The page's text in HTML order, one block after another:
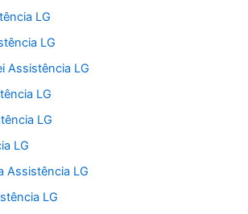
LG
LG
Assistência LG
LG
LG
LG
Assistência LG
LG